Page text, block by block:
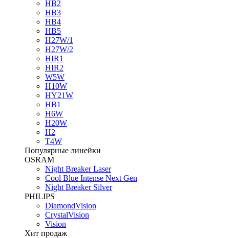
HB2
HB3
HB4
HB5
H27W/1
H27W/2
HIR1
HIR2
W5W
H10W
HY21W
HB1
H6W
H20W
H2
T4W
Популярные линейки
OSRAM
Night Breaker Laser
Cool Blue Intense Next Gen
Night Breaker Silver
PHILIPS
DiamondVision
CrystalVision
Vision
Хит продаж